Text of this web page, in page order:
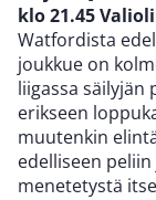
klo 21.45
Watfordista
joukkue on
liigassa
erikseen
muutenkin
edelliseen
menetetystä